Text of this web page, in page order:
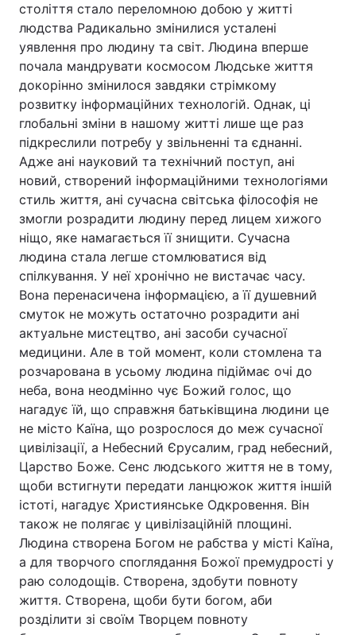
століття стало переломною добою у житті
людства Радикально змінилися усталені
уявлення про людину та світ. Людина вперше
почала мандрувати космосом Людське життя
докорінно змінилося завдяки стрімкому
розвитку інформаційних технологій. Однак, ці
глобальні зміни в нашому житті лише ще раз
підкреслили потребу у звільненні та єднанні.
Адже ані науковий та технічний поступ, ані
новий, створений інформаційними технологіями
стиль життя, ані сучасна світська філософія не
змогли розрадити людину перед лицем хижого
ніщо, яке намагається її знищити. Сучасна
людина стала легше стомлюватися від
спілкування. У неї хронічно не вистачає часу.
Вона перенасичена інформацією, а її душевний
смуток не можуть остаточно розрадити ані
актуальне мистецтво, ані засоби сучасної
медицини. Але в той момент, коли стомлена та
розчарована в усьому людина підіймає очі до
неба, вона неодмінно чує Божий голос, що
нагадує їй, що справжня батьківщина людини це
не місто Каїна, що розрослося до меж сучасної
цивілізації, а Небесний Єрусалим, град небесний,
Царство Боже. Сенс людського життя не в тому,
щоби встигнути передати ланцюжок життя іншій
істоті, нагадує Християнське Одкровення. Він
також не полягає у цивілізаційній площині.
Людина створена Богом не рабства у місті Каїна,
а для творчого споглядання Божої премудрості у
раю солодощів. Створена, здобути повноту
життя. Створена, щоби бути богом, аби
розділити зі своїм Творцем повноту